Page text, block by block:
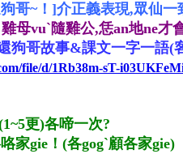
哥~！]介正義表現,眾仙一
雞母vuˋ隨雞公,恁an地ne才
狗哥故事&課文一字一語(
file/d/1Rb38m-sT-
更)各啼一次?
家gie！(各gogˋ顧各家gie)